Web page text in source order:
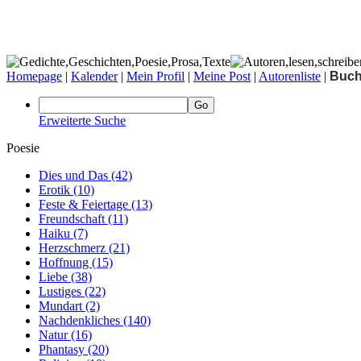
Homepage | Kalender| Mein Profil | Meine Post | Autorenliste |
Erweiterte Suche
Poesie
Dies und Das (42)
Erotik (10)
Feste & Feiertage (13)
Freundschaft (11)
Haiku (7)
Herzschmerz (21)
Hoffnung (15)
Liebe (38)
Lustiges (22)
Mundart (2)
Nachdenkliches (140)
Natur(16)
Phantasy (20)